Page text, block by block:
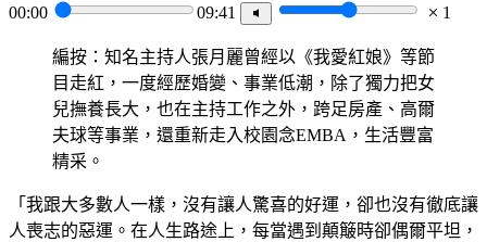
00:00 09:41 1
編按：知名主持人張月麗曾經以《我愛紅娘》等節
目走紅，一度經歷婚變、事業低潮，除了獨力把女
兒撫養長大，也在主持工作之外，跨足房產、高爾
夫球等事業，還重新走入校園念EMBA，生活豐富
精采。
「我跟大多數人一樣，沒有讓人驚喜的好運，卻也沒有徹底讓
人喪志的惡運。在人生路途上，每當遇到顛簸時卻偶爾平坦，